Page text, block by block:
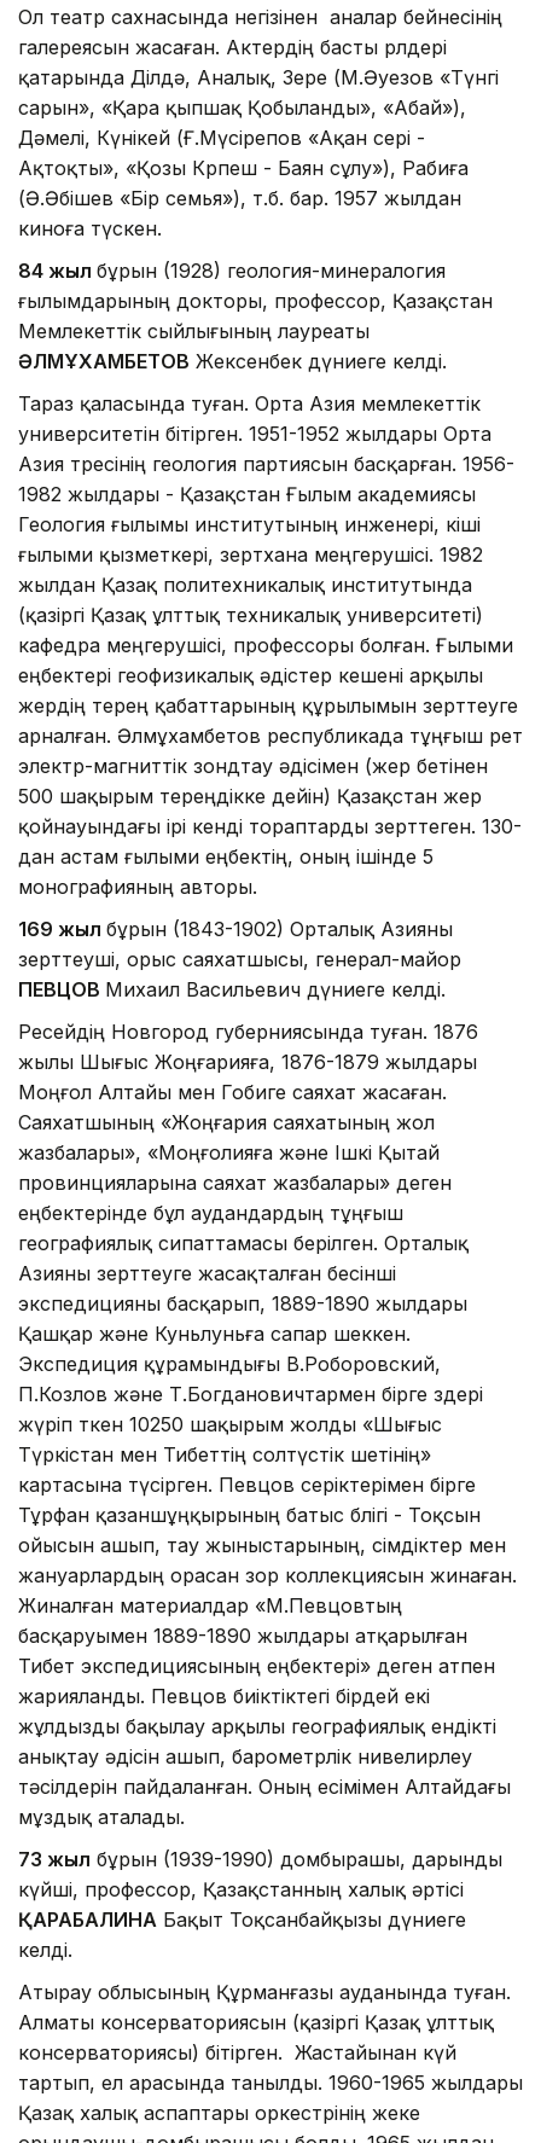
Ол театр сахнасында негізінен аналар бейнесінің
галереясын жасаған. Актердің басты рөлдері
қатарында Ділдә, Аналық, Зере (М.Әуезов «Түнгі
сарын», «Қара қыпшақ Қобыланды», «Абай»),
Дәмелі, Күнікей (Ғ.Мүсірепов «Ақан сері -
Ақтоқты», «Қозы Көрпеш - Баян сұлу»), Рабиға
(Ә.Әбішев «Бір семья»), т.б. бар. 1957 жылдан
киноға түскен.
84 жыл бұрын (1928) геология-минералогия
ғылымдарының докторы, профессор, Қазақстан
Мемлекеттік сыйлығының лауреаты
ӘЛМҰХАМБЕТОВ Жексенбек дүниеге келді.
Тараз қаласында туған. Орта Азия мемлекеттік
университетін бітірген. 1951-1952 жылдары Орта
Азия тресінің геология партиясын басқарған. 1956-
1982 жылдары - Қазақстан Ғылым академиясы
Геология ғылымы институтының инженері, кіші
ғылыми қызметкері, зертхана меңгерушісі. 1982
жылдан Қазақ политехникалық институтында
(қазіргі Қазақ ұлттық техникалық университеті)
кафедра меңгерушісі, профессоры болған. Ғылыми
еңбектері геофизикалық әдістер кешені арқылы
жердің терең қабаттарының құрылымын зерттеуге
арналған. Әлмұхамбетов республикада тұңғыш рет
электр-магниттік зондтау әдісімен (жер бетінен
500 шақырым тереңдікке дейін) Қазақстан жер
қойнауындағы ірі кенді тораптарды зерттеген. 130-
дан астам ғылыми еңбектің, оның ішінде 5
монографияның авторы.
169 жыл бұрын (1843-1902) Орталық Азияны
зерттеуші, орыс саяхатшысы, генерал-майор
ПЕВЦОВ Михаил Васильевич дүниеге келді.
Ресейдің Новгород губерниясында туған. 1876
жылы Шығыс Жоңғарияға, 1876-1879 жылдары
Моңғол Алтайы мен Гобиге саяхат жасаған.
Саяхатшының «Жоңғария саяхатының жол
жазбалары», «Моңғолияға және Ішкі Қытай
провинцияларына саяхат жазбалары» деген
еңбектерінде бұл аудандардың тұңғыш
географиялық сипаттамасы берілген. Орталық
Азияны зерттеуге жасақталған бесінші
экспедицияны басқарып, 1889-1890 жылдары
Қашқар және Куньлуньға сапар шеккен.
Экспедиция құрамындығы В.Роборовский,
П.Козлов және Т.Богдановичтармен бірге өздері
жүріп өткен 10250 шақырым жолды «Шығыс
Түркістан мен Тибеттің солтүстік шетінің»
картасына түсірген. Певцов серіктерімен бірге
Тұрфан қазаншұңқырының батыс бөлігі - Тоқсын
ойысын ашып, тау жыныстарының, өсімдіктер мен
жануарлардың орасан зор коллекциясын жинаған.
Жиналған материалдар «М.Певцовтың
басқаруымен 1889-1890 жылдары атқарылған
Тибет экспедициясының еңбектері» деген атпен
жарияланды. Певцов биіктіктегі бірдей екі
жұлдызды бақылау арқылы географиялық ендікті
анықтау әдісін ашып, барометрлік нивелирлеу
тәсілдерін пайдаланған. Оның есімімен Алтайдағы
мұздық аталады.
73 жыл бұрын (1939-1990) домбырашы, дарынды
күйші, профессор, Қазақстанның халық әртісі
ҚАРАБАЛИНА Бақыт Тоқсанбайқызы дүниеге
келді.
Атырау облысының Құрманғазы ауданында туған.
Алматы консерваториясын (қазіргі Қазақ ұлттық
консерваториясы) бітірген. Жастайынан күй
тартып, ел арасында танылды. 1960-1965 жылдары
Қазақ халық аспаптары оркестрінің жеке